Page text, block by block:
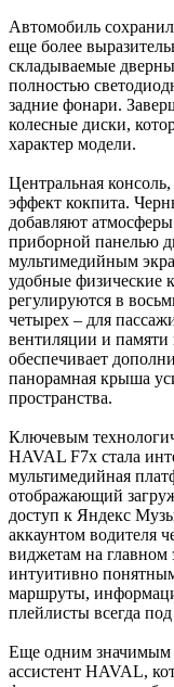
Автомобиль
еще более
складываемые
полностью
задние фонари.
колесные диски,
характер модели.
Центральная
эффект кокпита.
добавляют
приборной панелью
мультимедийным
удобные физические
регулируются в
четырех – для
вентиляции и памяти
обеспечивает
панорамная крыша
пространства.
Ключевым
HAVAL F7x стала
мультимедийная
отображающий
доступ к Яндекс
аккаунтом водителя
виджетам на главном
интуитивно
маршруты,
плейлисты всегда
Еще одним значимым
ассистент HAVAL,